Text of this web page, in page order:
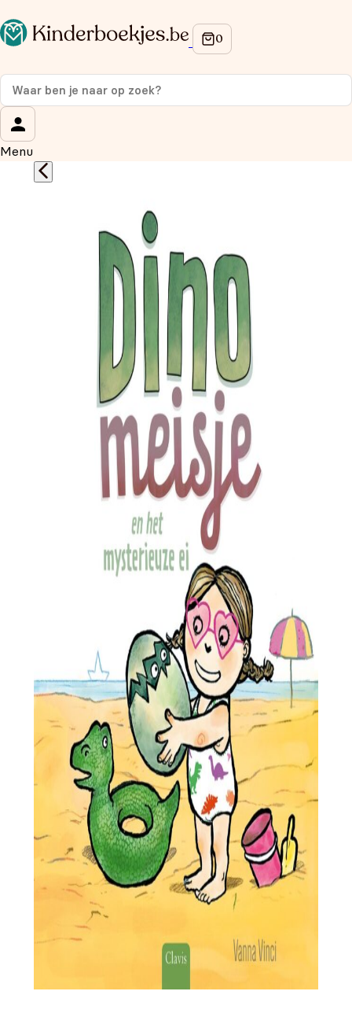
Menu
Op de hoogte blijven van onze acties?
Meld je aan voor onze nieuwsbrief en ontvang
korting
Wat is je voornaam?
Wat is je e-mailadres?
Aanmelden
We gebruiken je gegevens om contact op te nemen, in
overeenstemming met ons
privacybeleid.